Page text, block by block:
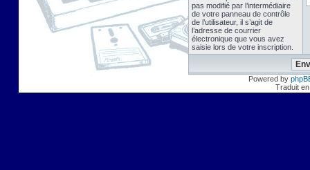
pas modifié par l’intermédiaire
de votre panneau de contrôle
de l’utilisateur, il s’agit de
l’adresse de courrier
électronique que vous avez
saisie lors de votre inscription.
Powered by
Traduit